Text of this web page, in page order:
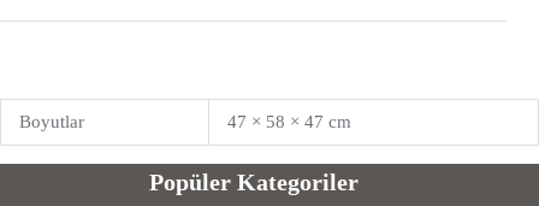
Boyutlar 47 × 58 × 47 cm
Popüler Kategoriler